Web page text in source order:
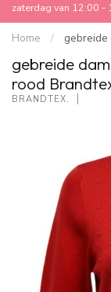
zaterdag van 12:00 -
Home / gebreide
gebreide
rood
BRANDTEX.